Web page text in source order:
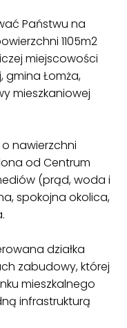
Państwu na
1105m2
miejscowości
gmina Łomża,
mieszkaniowej
nawierzchni
od Centrum
(prąd, woda i
spokojna okolica,
działka
zabudowy, której
mieszkalnego
infrastrukturą